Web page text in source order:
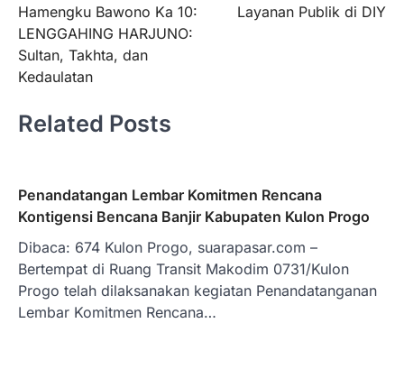
Hamengku Bawono Ka 10:
LENGGAHING HARJUNO:
Sultan, Takhta, dan
Kedaulatan
Layanan Publik di DIY
Related Posts
Penandatangan Lembar Komitmen Rencana
Kontigensi Bencana Banjir Kabupaten Kulon Progo
Dibaca: 674 Kulon Progo, suarapasar.com –
Bertempat di Ruang Transit Makodim 0731/Kulon
Progo telah dilaksanakan kegiatan Penandatanganan
Lembar Komitmen Rencana…